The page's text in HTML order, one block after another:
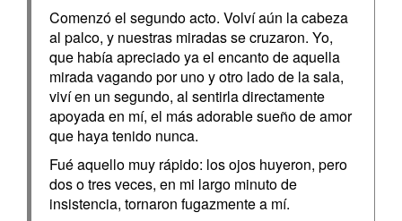
Comenzó el segundo acto. Volví aún la cabeza
al palco, y nuestras miradas se cruzaron. Yo,
que había apreciado ya el encanto de aquella
mirada vagando por uno y otro lado de la sala,
viví en un segundo, al sentirla directamente
apoyada en mí, el más adorable sueño de amor
que haya tenido nunca.
Fué aquello muy rápido: los ojos huyeron, pero
dos o tres veces, en mi largo minuto de
insistencia, tornaron fugazmente a mí.